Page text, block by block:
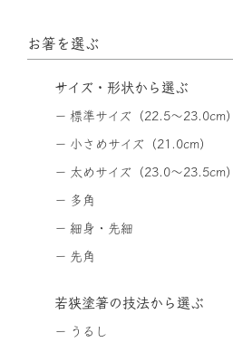
お箸を選ぶ
サイズ・形状から選ぶ
標準サイズ（22.5〜23.0cm）
小さめサイズ（21.0cm）
太めサイズ（23.0〜23.5cm）
多角
細身・先細
先角
若狭塗箸の技法から選ぶ
うるし